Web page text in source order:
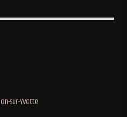
sur-Yvette